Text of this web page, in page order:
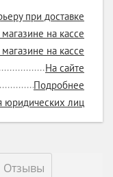
при доставке
на кассе
на кассе
На сайте
Подробнее
юридических лиц
Отзывы